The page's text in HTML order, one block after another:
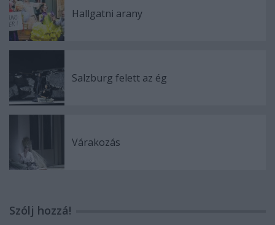
Hallgatni arany
Salzburg felett az ég
Várakozás
Szólj hozzá!